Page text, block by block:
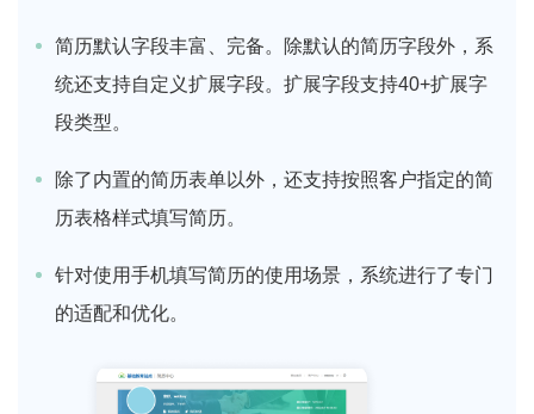
简历默认字段丰富、完备。除默认的简历字段外，系
统还支持自定义扩展字段。扩展字段支持40+扩展字
段类型。
除了内置的简历表单以外，还支持按照客户指定的简
历表格样式填写简历。
针对使用手机填写简历的使用场景，系统进行了专门
的适配和优化。